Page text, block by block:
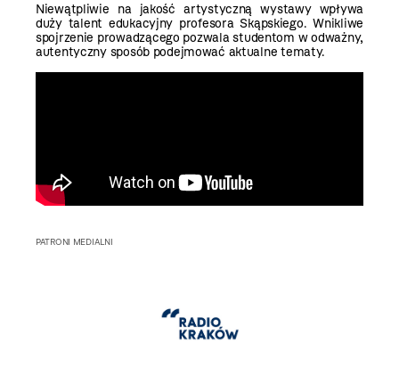
Niewątpliwie na jakość artystyczną wystawy wpływa
duży talent edukacyjny profesora Skąpskiego. Wnikliwe
spojrzenie prowadzącego pozwala studentom w odważny,
autentyczny sposób podejmować aktualne tematy.
PATRONI MEDIALNI